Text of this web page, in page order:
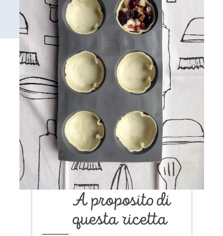
A proposito di
questa ricetta